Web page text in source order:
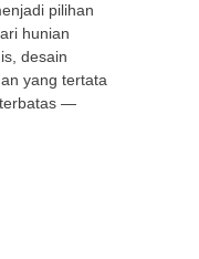
pilihan
hunian
desain
yang tertata
terbatas —